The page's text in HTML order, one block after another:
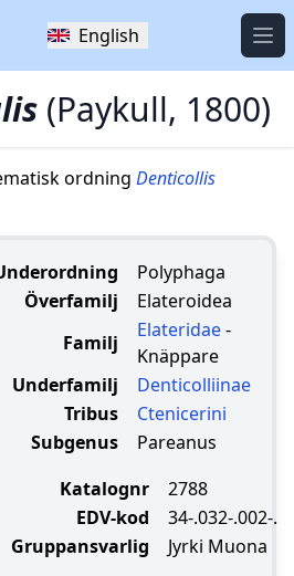
English
(Paykull, 1800)
ordning Denticollis
Polyphaga
Överfamilj
Elateroidea
Familj
Elateridae-
Knäppare
Underfamilj
Denticolliinae
Tribus
Ctenicerini
Subgenus
Pareanus
Katalognr
2788
EDV-kod
34-.032-.002-.
Gruppansvarlig
Jyrki Muona